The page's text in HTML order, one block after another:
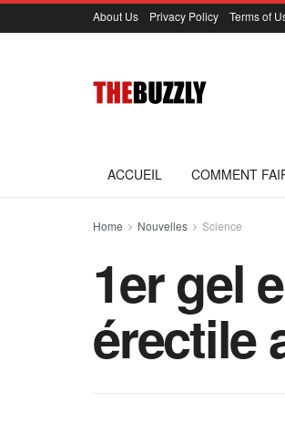
About Us Privacy Policy Terms of
ACCUEIL COMMENT
Home Nouvelles Science
1er gel
érectile